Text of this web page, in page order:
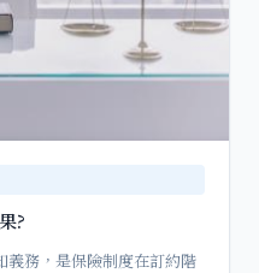
?
義務，是保險制度在訂約階